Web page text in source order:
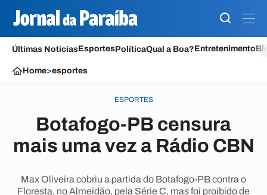
Últimas NotíciasEsportesPolíticaQual a Boa?Entretenimento
Home>esportes
ESPORTES
Botafogo-PB censura
mais uma vez a Rádio CBN
Max Oliveira cobriu a partida do Botafogo-PB contra o
Floresta, no Almeidão, pela Série C, mas foi proibido de